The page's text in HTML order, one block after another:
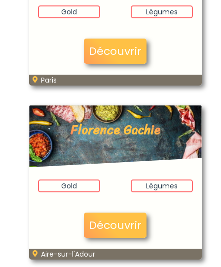
Gold Légumes
Découvrir
Paris
Florence Gachie
Gold Légumes
Découvrir
Aire-sur-l'Adour